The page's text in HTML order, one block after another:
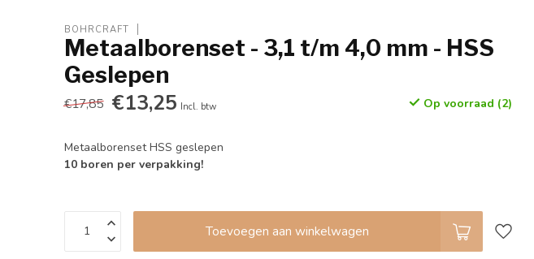
BOHRCRAFT
Metaalborenset - 3,1 t/m 4,0 mm - HSS
Geslepen
€17,85 €13,25 Incl. btw Op voorraad (2)
Metaalborenset HSS geslepen
10 boren per verpakking!
Toevoegen aan winkelwagen